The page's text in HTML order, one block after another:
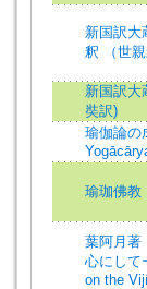
新国訳大
釈 （世親
新国訳
奘訳)
瑜伽論の
瑜珈佛教
葉阿月著
心にして
on the